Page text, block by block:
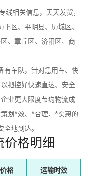
相关信息，天天发货，
区、平阴县、历城区、
、章丘区、济阳区、商
车队，针对急用车、快
把控好快速直达、安全
业更大限度节约物流成
划*效、*合理、*实惠的
地到达。
价格明细
格 运输时效